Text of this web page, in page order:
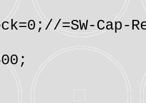
=SW-Cap-